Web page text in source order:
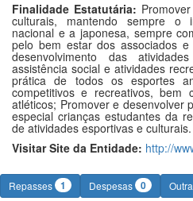
Finalidade Estatutária:
culturais, mantendo sempre o
nacional e a japonesa, sempre
pelo bem estar dos associados
desenvolvimento das
assistência social e atividades
prática de todos os esportes
competitivos e recreativos, bem
atléticos; Promover e desenvolver
especial crianças estudantes da
de atividades esportivas e culturais.
Visitar Site da Entidade: http://
Repasses 1 Despesas 0